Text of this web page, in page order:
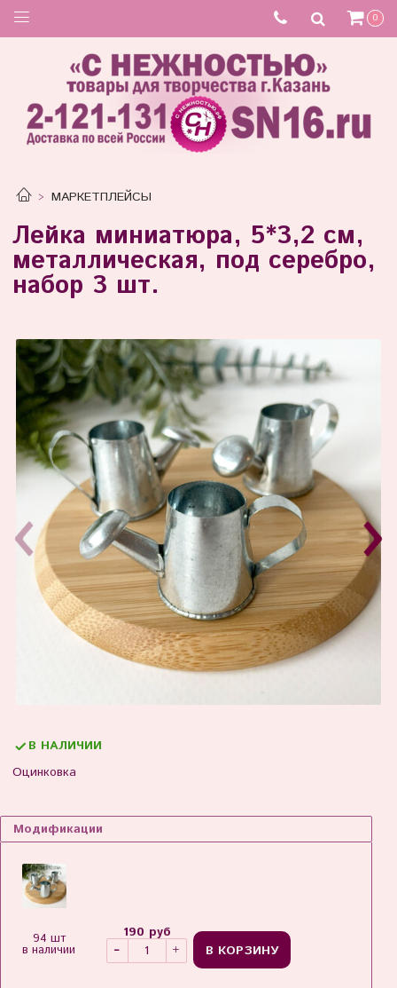
0
МАРКЕТПЛЕЙСЫ
Лейка миниатюра, 5*3,2 см,
металлическая, под серебро,
набор 3 шт.
Оцинковка
В НАЛИЧИИ
Модификации
94 шт
в наличии
190 руб
В КОРЗИНУ